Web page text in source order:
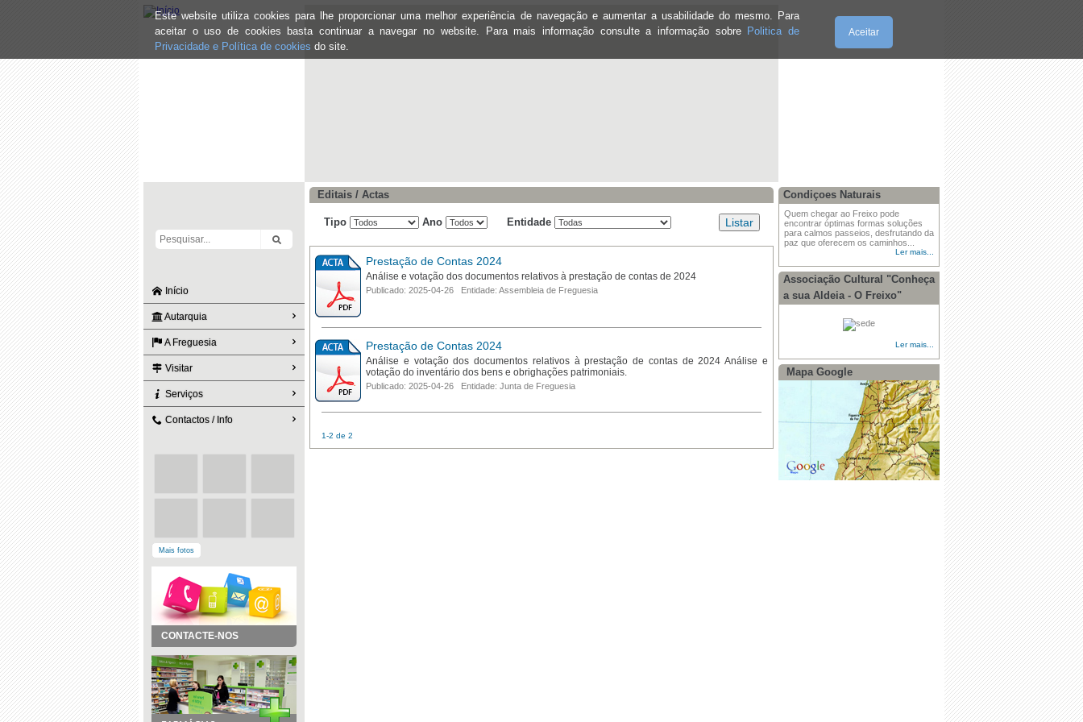
Este website utiliza cookies para lhe proporcionar uma melhor experiência de navegação e aumentar a usabilidade do mesmo. Para
aceitar o uso de cookies basta continuar a navegar no website. Para mais informação consulte a informação sobre Politica de
Privacidade e Política de cookies do site.
Aceitar
Início
Autarquia
A Freguesia
Visitar
Serviços
Contactos / Info
Mais fotos
CONTACTE-NOS
Editais / Actas
Tipo Ano Entidade
Prestação de Contas 2024
Análise e votação dos documentos relativos à prestação de contas de 2024
Publicado: 2025-04-26 Entidade: Assembleia de Freguesia
Prestação de Contas 2024
Análise e votação dos documentos relativos à prestação de contas de 2024 Análise e
votação do inventário dos bens e obrighações patrimoniais.
Publicado: 2025-04-26 Entidade: Junta de Freguesia
1-2 de 2
Condiçoes Naturais
Quem chegar ao Freixo pode
encontrar óptimas formas soluções
para calmos passeios, desfrutando da
paz que oferecem os caminhos...
Ler mais...
Associação Cultural "Conheça
a sua Aldeia - O Freixo"
Ler mais...
Mapa Google